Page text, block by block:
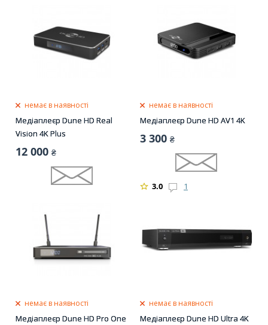
немає в наявності
Медіаплеєр Dune HD Real
Vision 4K Plus
12 000 ₴
немає в наявності
Медіаплеєр Dune HD AV1 4K
3 300 ₴
3.0 1
немає в наявності
Медіаплеєр Dune HD Pro One
немає в наявності
Медіаплеєр Dune HD Ultra 4K